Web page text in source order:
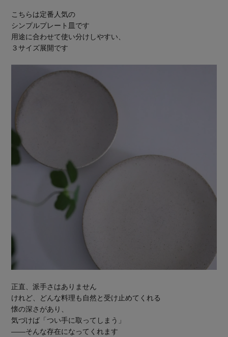
こちらは定番人気の
シンプルプレート皿です
用途に合わせて使い分けしやすい、
３サイズ展開です
正直、派手さはありません
けれど、どんな料理も自然と受け止めてくれる
懐の深さがあり、
気づけば「つい手に取ってしまう」
——そんな存在になってくれます